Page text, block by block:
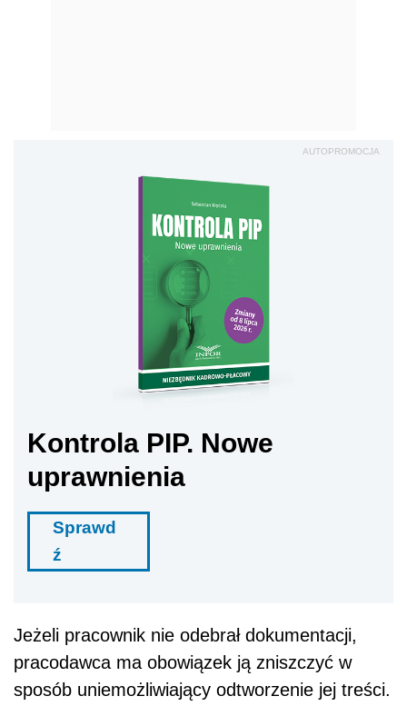
AUTOPROMOCJA
Kontrola PIP. Nowe
uprawnienia
Sprawd
ź
Jeżeli pracownik nie odebrał dokumentacji,
pracodawca ma obowiązek ją zniszczyć w
sposób uniemożliwiający odtworzenie jej treści.